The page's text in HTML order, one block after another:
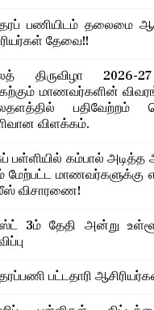
பணியிடம் தலைமை
தேவை!!
திருவிழா 2026-
மாணவர்களின்
பதிவேற்றம்
விளக்கம்.
பள்ளியில் கம்பால் அடித்த
மேற்பட்ட மாணவர்களுக்கு
விசாரணை!
3ம் தேதி அன்று
பட்டதாரி